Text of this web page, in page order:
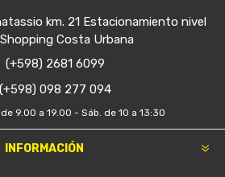
km. 21 Estacionamiento nivel
Costa Urbana
(+598) 2681 6099
(+598) 098 277 094
9.00 a 19.00 - Sáb. de 10 a 13:30
INFORMACIÓN